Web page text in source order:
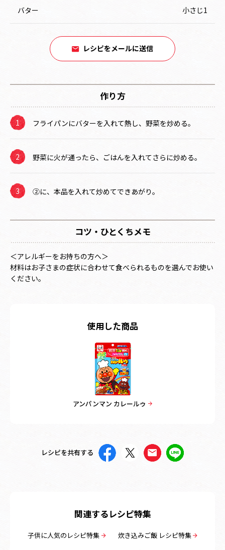
バター 小さじ1
レシピをメールに送信
作り方
フライパンにバターを入れて熱し、野菜を炒める。
野菜に火が通ったら、ごはんを入れてさらに炒める。
②に、本品を入れて炒めてできあがり。
コツ・ひとくちメモ
＜アレルギーをお持ちの方へ＞
材料はお子さまの症状に合わせて食べられるものを選んでお使い
ください。
使用した商品
アンパンマン カレールゥ
レシピを共有する
関連するレシピ特集
子供に人気のレシピ特集
炊き込みご飯 レシピ特集